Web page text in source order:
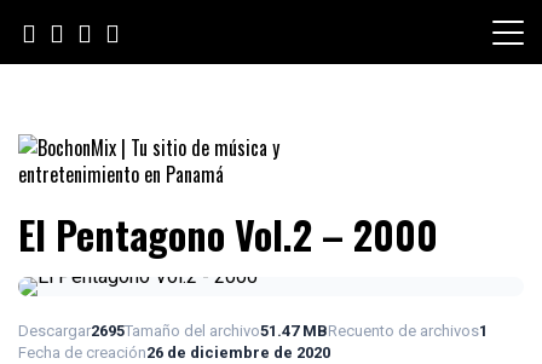
content
BochonMix | Tu sitio de música
y entretenimiento en Panamá
El Pentagono Vol.2 – 2000
Descargar2695Tamaño del archivo51.47 MBRecuento de archivos1
Fecha de creación26 de diciembre de 2020